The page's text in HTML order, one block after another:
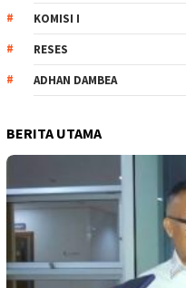
KOMISI I
RESES
ADHAN DAMBEA
BERITA UTAMA